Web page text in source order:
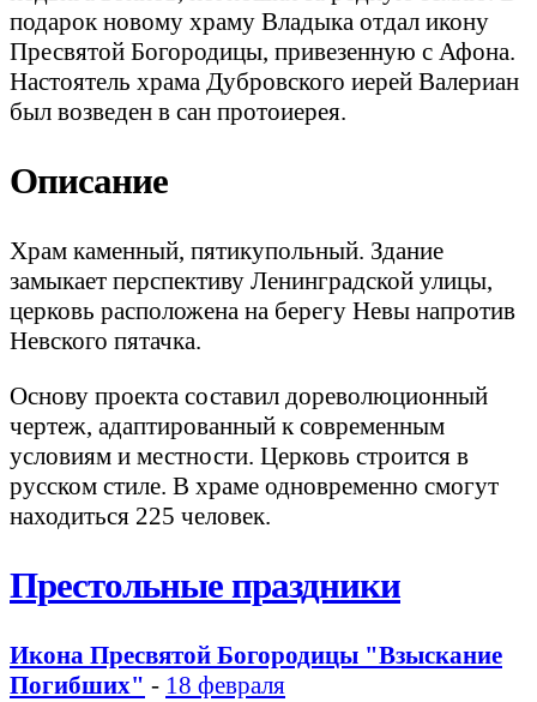
подарок новому храму Владыка отдал икону
Пресвятой Богородицы, привезенную с Афона.
Настоятель храма Дубровского иерей Валериан
был возведен в сан протоиерея.
Описание
Храм каменный, пятикупольный. Здание
замыкает перспективу Ленинградской улицы,
церковь расположена на берегу Невы напротив
Невского пятачка.
Основу проекта составил дореволюционный
чертеж, адаптированный к современным
условиям и местности. Церковь строится в
русском стиле. В храме одновременно смогут
находиться 225 человек.
Престольные праздники
Икона Пресвятой Богородицы "Взыскание
Погибших" - 18 февраля